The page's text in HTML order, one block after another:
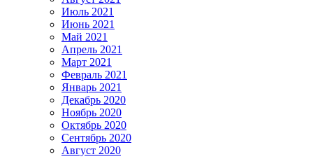
Июль 2021
Июнь 2021
Май 2021
Апрель 2021
Март 2021
Февраль 2021
Январь 2021
Декабрь 2020
Ноябрь 2020
Октябрь 2020
Сентябрь 2020
Август 2020